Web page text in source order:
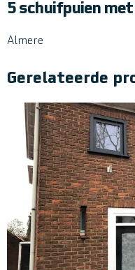
5 schuifpuien
Almere
Gerelateerde